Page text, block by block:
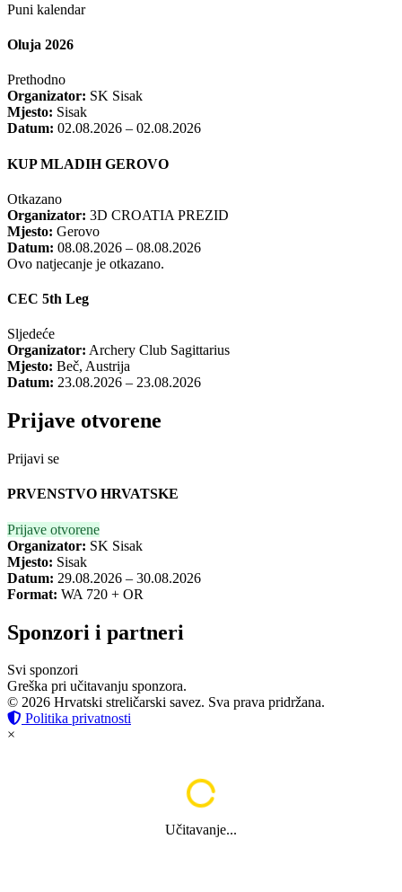
Puni kalendar
Oluja 2026
Prethodno
Organizator: SK Sisak
Mjesto: Sisak
Datum: 02.08.2026 – 02.08.2026
KUP MLADIH GEROVO
Otkazano
Organizator: 3D CROATIA PREZID
Mjesto: Gerovo
Datum: 08.08.2026 – 08.08.2026
Ovo natjecanje je otkazano.
CEC 5th Leg
Sljedeće
Organizator: Archery Club Sagittarius
Mjesto: Beč, Austrija
Datum: 23.08.2026 – 23.08.2026
Prijave otvorene
Prijavi se
PRVENSTVO HRVATSKE
Prijave otvorene
Organizator: SK Sisak
Mjesto: Sisak
Datum: 29.08.2026 – 30.08.2026
Format: WA 720 + OR
Sponzori i partneri
Svi sponzori
Greška pri učitavanju sponzora.
© 2026 Hrvatski streličarski savez. Sva prava pridržana.
Politika privatnosti
×
Učitavanje...